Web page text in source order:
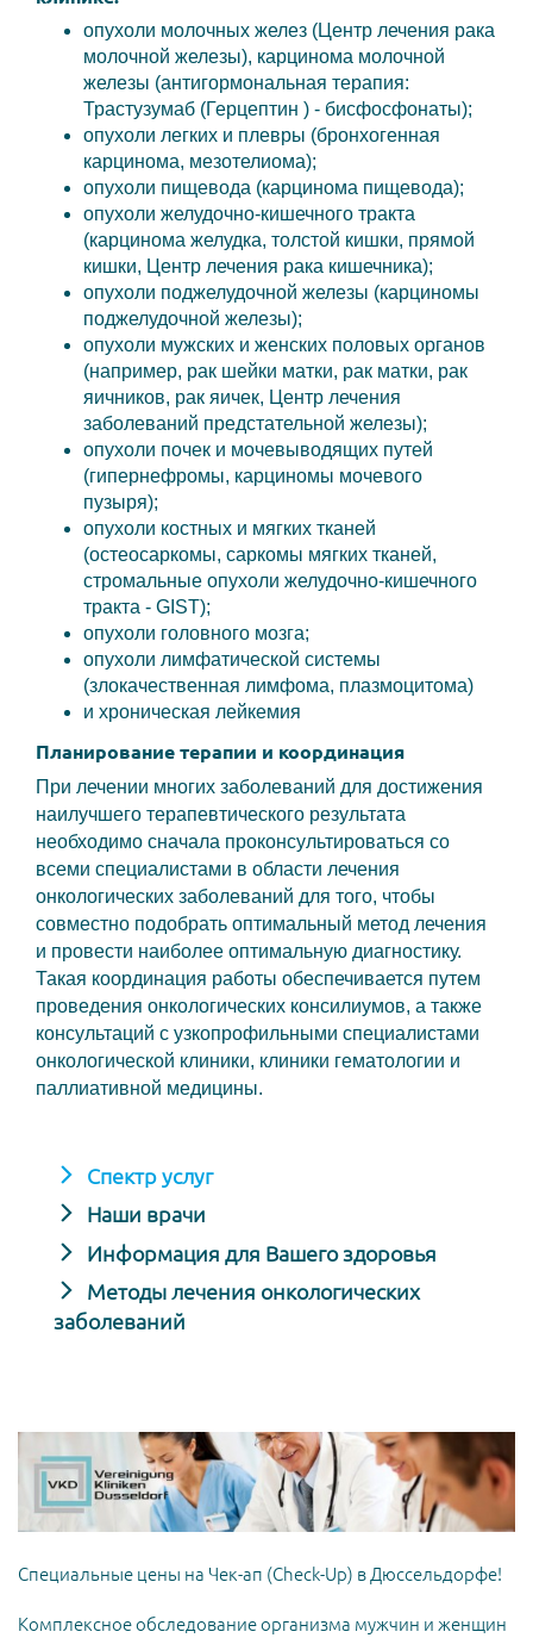
опухоли молочных желез (Центр лечения рака
молочной железы), карцинома молочной
железы (антигормональная терапия:
Трастузумаб (Герцептин ) - бисфосфонаты);
опухоли легких и плевры (бронхогенная
карцинома, мезотелиома);
опухоли пищевода (карцинома пищевода);
опухоли желудочно-кишечного тракта
(карцинома желудка, толстой кишки, прямой
кишки, Центр лечения рака кишечника);
опухоли поджелудочной железы (карциномы
поджелудочной железы);
опухоли мужских и женских половых органов
(например, рак шейки матки, рак матки, рак
яичников, рак яичек, Центр лечения
заболеваний предстательной железы);
опухоли почек и мочевыводящих путей
(гипернефромы, карциномы мочевого
пузыря);
опухоли костных и мягких тканей
(остеосаркомы, саркомы мягких тканей,
стромальные опухоли желудочно-кишечного
тракта - GIST);
опухоли головного мозга;
опухоли лимфатической системы
(злокачественная лимфома, плазмоцитома)
и хроническая лейкемия
Планирование терапии и координация
При лечении многих заболеваний для достижения
наилучшего терапевтического результата
необходимо сначала проконсультироваться со
всеми специалистами в области лечения
онкологических заболеваний для того, чтобы
совместно подобрать оптимальный метод лечения
и провести наиболее оптимальную диагностику.
Такая координация работы обеспечивается путем
проведения онкологических консилиумов, а также
консультаций с узкопрофильными специалистами
онкологической клиники, клиники гематологии и
паллиативной медицины.
Спектр услуг
Наши врачи
Информация для Вашего здоровья
Методы лечения онкологических
заболеваний
Специальные цены на Чек-ап (Check-Up) в Дюссельдорфе!
Комплексное обследование организма мужчин и женщин